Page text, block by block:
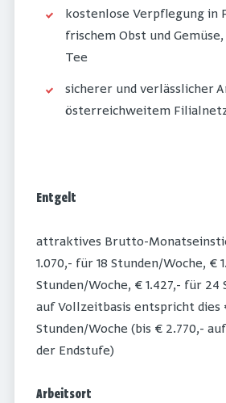
kostenlose Verpflegung in
frischem Obst und
Tee
sicherer und verlässlicher
österreichweitem
Entgelt
attraktives Brutto-
1.070,- für 18 Stunden/Woche, €
Stunden/Woche, € 1.427,- für 24
auf Vollzeitbasis entspricht dies
Stunden/Woche (bis € 2.770,-
der Endstufe)
Arbeitsort